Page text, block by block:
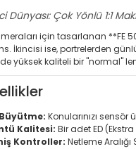
Dünyası: Çok Yönlü 1:1
için tasarlanan **FE
İkincisi ise, portrelerden
yüksek kaliteli bir "normal"
Konularınızı
Kalitesi: Bir adet ED
Kontroller: Netleme